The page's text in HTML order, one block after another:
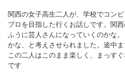
関西の女子高生二人が、学校でコン
プロを目指した行くお話しです。関
ふうに芸人さんになっていくのかな
かな、と考えさせられました。途中ま
この二人はこのまま楽しく、まっす
です